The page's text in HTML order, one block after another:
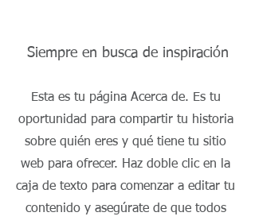
Siempre en busca de inspiración
Esta es tu página Acerca de. Es tu
oportunidad para compartir tu historia
sobre quién eres y qué tiene tu sitio
web para ofrecer. Haz doble clic en la
caja de texto para comenzar a editar tu
contenido y asegúrate de que todos